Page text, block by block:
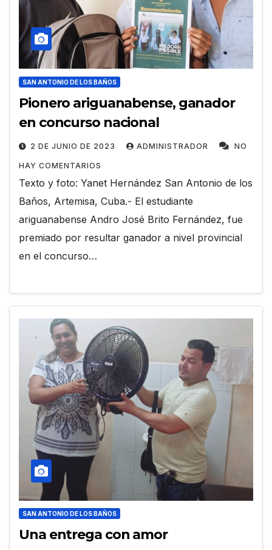
SAN ANTONIO DE LOS BAÑOS
Pionero ariguanabense, ganador
en concurso nacional
2 DE JUNIO DE 2023 ADMINISTRADOR NO
HAY COMENTARIOS
Texto y foto: Yanet Hernández San Antonio de los
Baños, Artemisa, Cuba.- El estudiante
ariguanabense Andro José Brito Fernández, fue
premiado por resultar ganador a nivel provincial
en el concurso…
SAN ANTONIO DE LOS BAÑOS
Una entrega con amor